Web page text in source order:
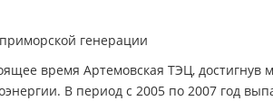
генерации
время Артемовская ТЭЦ,
В период с 2005 по 2007 год